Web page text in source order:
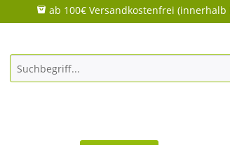
ab 100€ Versandkostenfrei (innerhalb